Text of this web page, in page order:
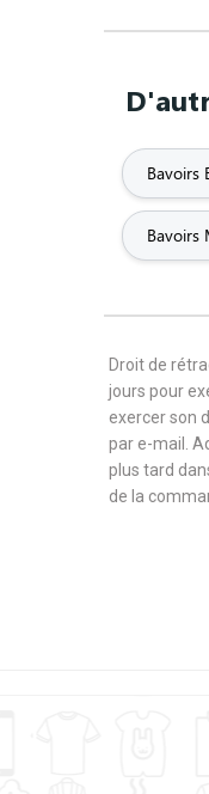
Bavoirs
Bavoirs
Droit de
jours pour
exercer son
par e-mail.
plus tard
de la